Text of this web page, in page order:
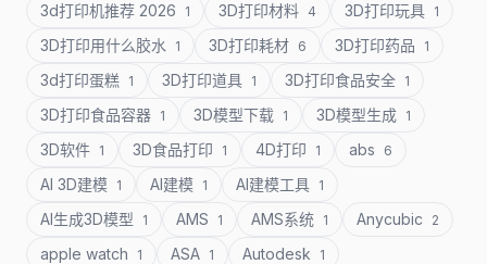
3d打印机推荐 2026 1 3D打印材料 4 3D打印玩具 1
3D打印用什么胶水 1 3D打印耗材 6 3D打印药品 1
3d打印蛋糕 1 3D打印道具 1 3D打印食品安全 1
3D打印食品容器 1 3D模型下载 1 3D模型生成 1
3D软件 1 3D食品打印 1 4D打印 1 abs 6
AI 3D建模 1 AI建模 1 AI建模工具 1
AI生成3D模型 1 AMS 1 AMS系统 1 Anycubic 2
apple watch 1 ASA 1 Autodesk 1